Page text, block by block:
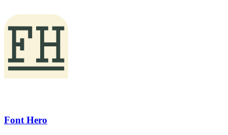
Font Hero